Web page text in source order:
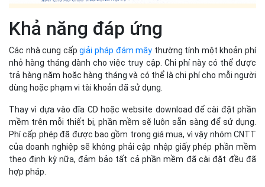
Khả năng đáp ứng
Các nhà cung cấpgiải pháp đám mây thường tính một khoản phí
nhỏ hàng tháng dành cho việc truy cập. Chi phí này có thể được
trả hàng năm hoặc hàng tháng và có thể là chi phí cho mỗi người
dùng hoặc phạm vi tài khoản đã sử dụng.
Thay vì dựa vào đĩa CD hoặc website download để cài đặt phần
mềm trên mỗi thiết bị, phần mềm sẽ luôn sẵn sàng để sử dụng.
Phí cấp phép đã được bao gồm trong giá mua, vì vậy nhóm CNTT
của doanh nghiệp sẽ không phải cập nhập giấy phép phần mềm
theo định kỳ nữa, đảm bảo tất cả phần mềm đã cài đặt đều đã
hợp pháp.